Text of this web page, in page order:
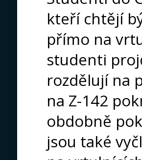
kteří chtějí
přímo na
studenti
rozdělují na
na Z-142
obdobně
jsou také